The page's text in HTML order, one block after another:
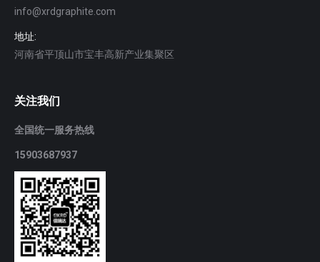
info@xrdgraphite.com
地址:
河南省平顶山市宝丰高新产业集聚区
关注我们
全国统一服务热线
15903687937